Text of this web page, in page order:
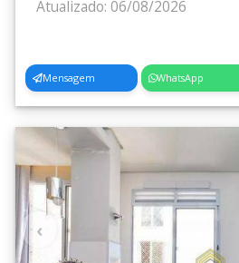
Vl. Itapegica(6)
Vl. Leonor(1)
Vl. Nsa.Sra.de Fatima
Vl. Nova Bonsucesso
Vl. Paraiso (1)
Vl. Pascoal (2)
Atualizado: 06/08/2026
Mensagem WhatsApp
‹